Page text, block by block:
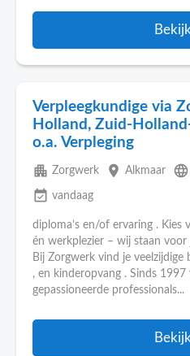
Verpleegkundige via
Holland, Zuid-
o.a. Verpleging
apartment Zorgwerk place Alkmaar language
event_available vandaag
diploma’s en/of ervaring . Kies
én werkplezier – wij staan voor
Bij Zorgwerk vind je veelzijdige
, en kinderopvang . Sinds
gepassioneerde professionals...